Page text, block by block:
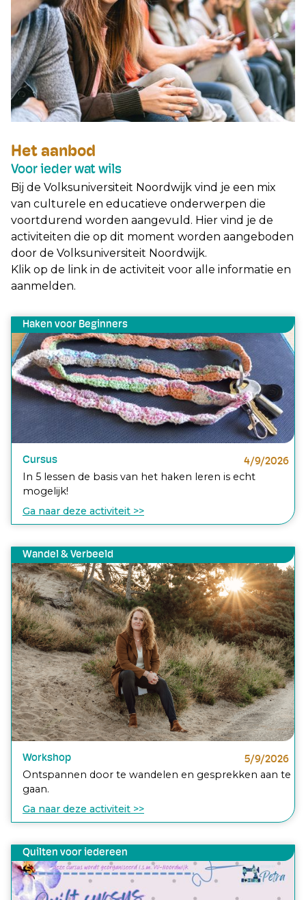
Het aanbod
Voor ieder wat wils
Bij de Volksuniversiteit Noordwijk vind je een mix
van culturele en educatieve onderwerpen die
voortdurend worden aangevuld. Hier vind je de
activiteiten die op dit moment worden aangeboden
door de Volksuniversiteit Noordwijk.
Klik op de link in de activiteit voor alle informatie en
aanmelden.
Haken voor Beginners
Cursus 4/9/2026
In 5 lessen de basis van het haken leren is echt
mogelijk!
Ga naar deze activiteit >>
Wandel & Verbeeld
Workshop 5/9/2026
Ontspannen door te wandelen en gesprekken aan te
gaan.
Ga naar deze activiteit >>
Quilten voor iedereen